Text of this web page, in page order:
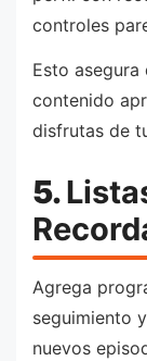
controles
Esto asegura
contenido
disfrutas de
5.
Agrega
seguimiento
nuevos